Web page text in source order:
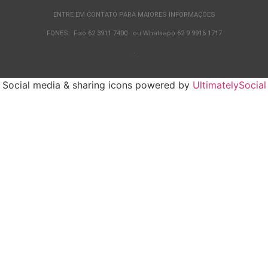
ENTRE EM CONTATO PARA MAIORES INFORMAÇÕES
FONES: Fixo 62 3911 7400 ou Whatsapp 62 9 9916 1717
.
Social media & sharing icons powered by UltimatelySocial